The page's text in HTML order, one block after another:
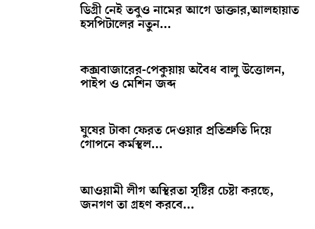
ডিগ্রী নেই তবুও নামের আগে ডাক্তার,আলহায়াত
হসপিটালের নতুন…
কক্সবাজারের-পেকুয়ায় অবৈধ বালু উত্তোলন,
পাইপ ও মেশিন জব্দ
ঘুষের টাকা ফেরত দেওয়ার প্রতিশ্রুতি দিয়ে
গোপনে কর্মস্থল…
আওয়ামী লীগ অস্থিরতা সৃষ্টির চেষ্টা করছে,
জনগণ তা গ্রহণ করবে…